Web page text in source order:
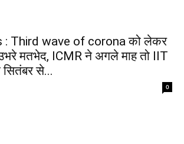
Third wave of corona को लेकर
मतभेद, ICMR ने अगले माह तो IIT
से...
0